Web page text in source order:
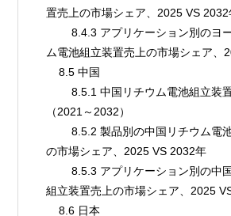
置売上の市場シェア、2025 VS 2032
        8.4.3 アプリケーション別のヨーロッパリチウ
ム電池組立装置売上の市場シェア、
    8.5 中国
        8.5.1 中国リチウム電池組立装置市場規模
（2021～2032）
        8.5.2 製品別の中国リチウム電池組立装置売上
の市場シェア、2025 VS 2032年
        8.5.3 アプリケーション別の中国リチウム電池
組立装置売上の市場シェア、2025
    8.6 日本